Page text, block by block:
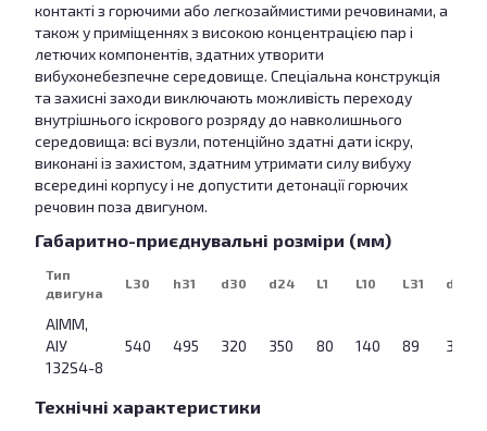
контакті з горючими або легкозаймистими речовинами, а
також у приміщеннях з високою концентрацією пар і
летючих компонентів, здатних утворити
вибухонебезпечне середовище. Спеціальна конструкція
та захисні заходи виключають можливість переходу
внутрішнього іскрового розряду до навколишнього
середовища: всі вузли, потенційно здатні дати іскру,
виконані із захистом, здатним утримати силу вибуху
всередині корпусу і не допустити детонації горючих
речовин поза двигуном.
Габаритно-приєднувальні розміри (мм)
Тип
двигуна
L30 h31 d30 d24 L1 L10 L31 d 1
АІММ,
АІУ
132S4-8
540 495 320 350 80 140 89 38
Технічні характеристики